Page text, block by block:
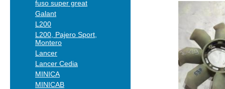
fuso super great
Galant
L200
L200, Pajero Sport,
Montero
Lancer
Lancer Cedia
MINICA
MINICAB